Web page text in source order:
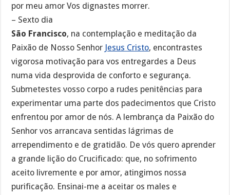
por meu amor Vos dignastes morrer.
– Sexto dia
São Francisco, na contemplação e meditação da
Paixão de Nosso Senhor Jesus Cristo, encontrastes
vigorosa motivação para vos entregardes a Deus
numa vida desprovida de conforto e segurança.
Submetestes vosso corpo a rudes penitências para
experimentar uma parte dos padecimentos que Cristo
enfrentou por amor de nós. A lembrança da Paixão do
Senhor vos arrancava sentidas lágrimas de
arrependimento e de gratidão. De vós quero aprender
a grande lição do Crucificado: que, no sofrimento
aceito livremente e por amor, atingimos nossa
purificação. Ensinai-me a aceitar os males e